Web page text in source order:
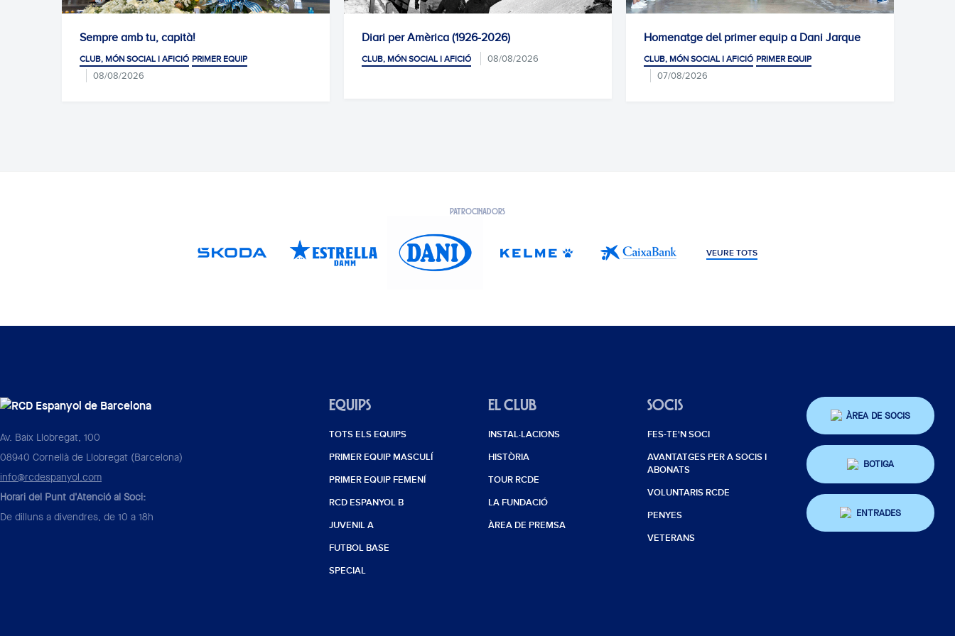
amb tu, capità!
MÓN SOCIAL I AFICIÓ PRIMER EQUIP
Diari per Amèrica (1926-2026)
CLUB, MÓN SOCIAL I AFICIÓ 08/08/2026
Homenatge del primer equip a Dani Jarque
CLUB, MÓN SOCIAL I AFICIÓ PRIMER EQUIP
Gran èxit de participació
PATROCINADORS
VEURE TOTS
Av. Baix Llobregat, 100
08940 Cornellà de Llobregat (Barcelona)
info@rcdespanyol.com
Horari del Punt d'Atenció al Soci:
De dilluns a divendres, de 10 a 18h
EQUIPS
TOTS ELS EQUIPS
PRIMER EQUIP MASCULÍ
PRIMER EQUIP FEMENÍ
RCD ESPANYOL B
JUVENIL A
FUTBOL BASE
SPECIAL
EL CLUB
INSTAL·LACIONS
HISTÒRIA
TOUR RCDE
LA FUNDACIÓ
ÀREA DE PREMSA
SOCIS
FES-TE'N SOCI
AVANTATGES PER A SOCIS I
ABONATS
VOLUNTARIS RCDE
PENYES
VETERANS
ÀREA DE SOCIS
BOTIGA
ENTRADES